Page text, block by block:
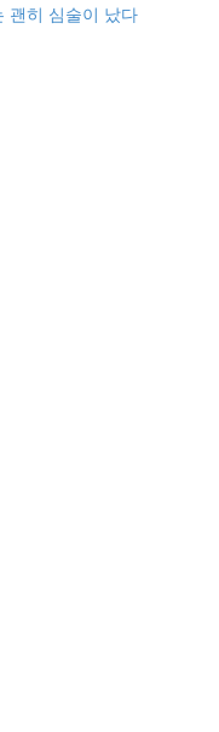
괜히 심술이 났다